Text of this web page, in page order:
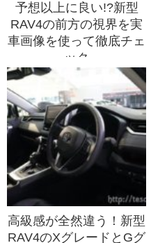
予想以上に良い!?新型
RAV4の前方の視界を実
車画像を使って徹底チェ
ック
高級感が全然違う！新型
RAV4のXグレードとGグ